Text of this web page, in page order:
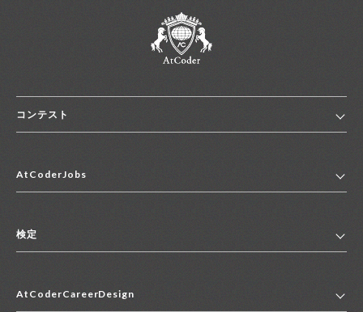
コンテスト
コンテスト一覧
便利リンク集
AtCoderJobs
2027年新卒採用求人一覧
中途採用求人一覧
検定
マイページ
AtCoderCareerDesign